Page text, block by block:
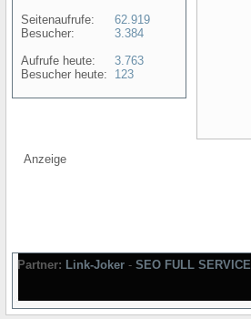
Seitenaufrufe:
Besucher:
Aufrufe heute:
Besucher heute:
62.919
3.384
3.763
123
Anzeige
Partner: Link-Joker - SEO FULL SERVICE